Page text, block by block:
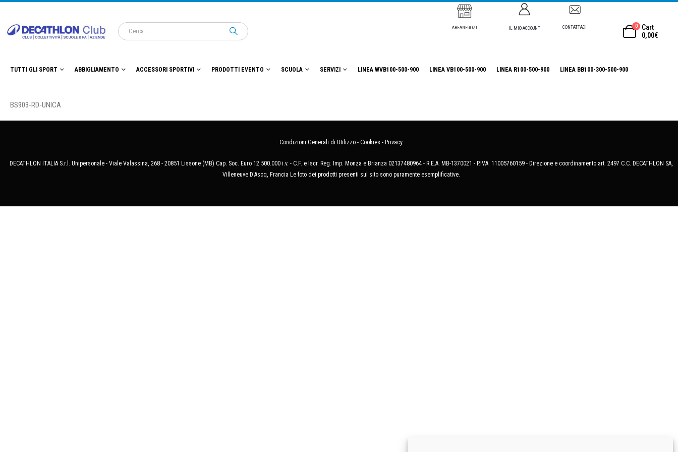
AREANEGOZI IL MIO ACCOUNT CONTATTACI 0
Cart
0,00€
TUTTI GLI SPORT ABBIGLIAMENTO ACCESSORI SPORTIVI PRODOTTI EVENTO SCUOLA SERVIZI LINEA WVB100-500-900 LINEA VB100-500-900 LINEA R100-500-900 LINEA BB100-300-500-900
BS903-RD-UNICA
Condizioni Generali di Utilizzo - Cookies - Privacy
DECATHLON ITALIA S.r.l. Unipersonale - Viale Valassina, 268 - 20851 Lissone (MB) Cap. Soc. Euro 12.500.000 i.v. - C.F. e Iscr. Reg. Imp. Monza e Brianza 02137480964 - R.E.A. MB-1370021 - P.IVA. 11005760159 - Direzione e coordinamento art. 2497 C.C. DECATHLON SA,
Villeneuve D'Ascq, Francia Le foto dei prodotti presenti sul sito sono puramente esemplificative.